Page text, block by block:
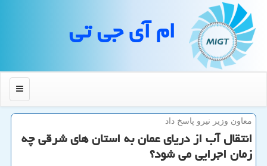
ام آی جی تی
منو
معاون وزیر نیرو پاسخ داد
انتقال آب از دریای عمان به استان های شرقی چه
زمان اجرایی می شود؟